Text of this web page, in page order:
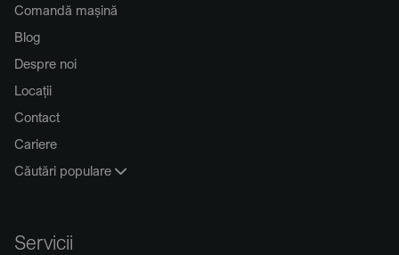
Comandă mașină
Blog
Despre noi
Locații
Contact
Cariere
Căutări populare
Servicii